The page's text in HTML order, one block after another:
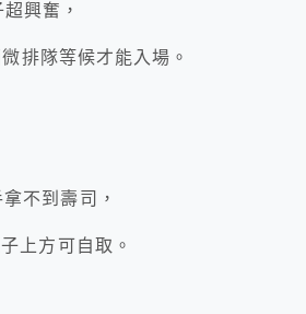
興奮，
排隊等候才能入場。
不到壽司，
上方可自取。